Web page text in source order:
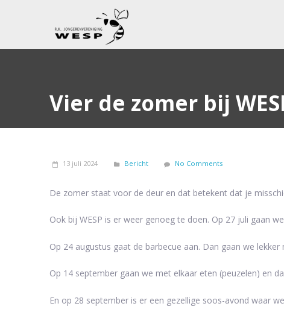
Vier de zomer bij
13 juli 2024 Bericht No Comments
De zomer staat voor de deur en dat betekent dat je
Ook bij WESP is er weer genoeg te doen. Op 27 juli gaan
Op 24 augustus gaat de barbecue aan. Dan gaan we lekker
Op 14 september gaan we met elkaar eten (peuzelen) en
En op 28 september is er een gezellige soos-avond waar